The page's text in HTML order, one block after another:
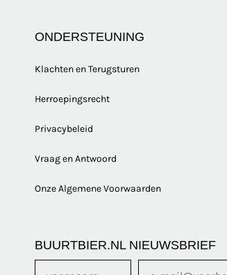
ONDERSTEUNING
Klachten en Terugsturen
Herroepingsrecht
Privacybeleid
Vraag en Antwoord
Onze Algemene Voorwaarden
BUURTBIER.NL NIEUWSBRIEF